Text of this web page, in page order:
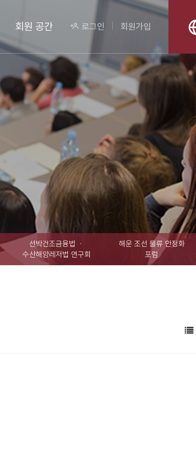
회원 공간 로그인 회원가입
선박건조금융법 ㆍ
수산해양레저법 연구회
해운 조선 물류 안정화
포럼